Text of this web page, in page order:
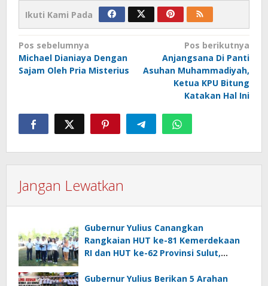
Ikuti Kami Pada
Navigasi
pos
Pos sebelumnya
Michael Dianiaya Dengan
Sajam Oleh Pria Misterius
Pos berikutnya
Anjangsana Di Panti
Asuhan Muhammadiyah,
Ketua KPU Bitung
Katakan Hal Ini
Jangan Lewatkan
Gubernur Yulius Canangkan
Rangkaian HUT ke-81 Kemerdekaan
RI dan HUT ke-62 Provinsi Sulut,
Gubernur Yulius Berikan 5 Arahan